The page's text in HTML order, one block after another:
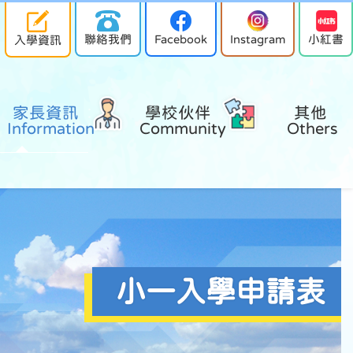
入學資訊 聯絡我們 Facebook Instagram 小紅書
家長資訊
Information
學校伙伴
Community
其他
Others
小一入學申請表